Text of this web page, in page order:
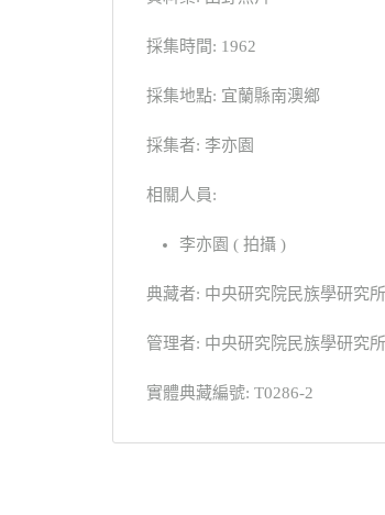
採集時間: 1962
採集地點: 宜蘭縣南澳鄉
採集者: 李亦園
相關人員:
李亦園 ( 拍攝 )
典藏者: 中央研究院民族學研究
管理者: 中央研究院民族學研究
實體典藏編號: T0286-2